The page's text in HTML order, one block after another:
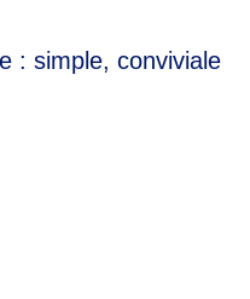
: simple, conviviale